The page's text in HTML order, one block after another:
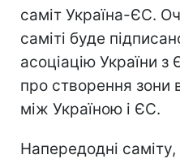
саміт Україна-ЄС.
саміті буде
асоціацію України
про створення зони
між Україною і ЄС.
Напередодні